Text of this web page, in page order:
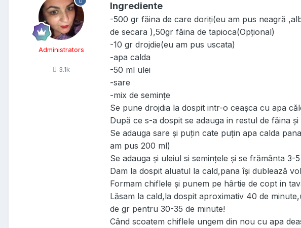
Administrators
3.1k
Ingrediente
-500 gr făina de care doriți(eu am pus neagră
de secara ),50gr făina de tapioca(Opțional)
-10 gr drojdie(eu am pus uscata)
-apa calda
-50 ml ulei
-sare
-mix de semințe
Se pune drojdia la dospit intr-o ceașca cu apa
După ce s-a dospit se adauga in restul de făina
Se adauga sare și puțin cate puțin apa calda
am pus 200 ml)
Se adauga și uleiul si semințele și se frământa 3-
Dam la dospit aluatul la cald,pana își dublează
Formam chiflele și punem pe hârtie de copt in
Lăsam la cald,la dospit aproximativ 40 de
de gr pentru 30-35 de minute!
Când scoatem chiflele ungem din nou cu apa